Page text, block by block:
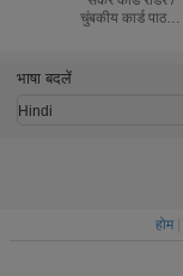
चुंबकीय कार्ड पाठकों
भाषा बदलें
Hindi
होम|